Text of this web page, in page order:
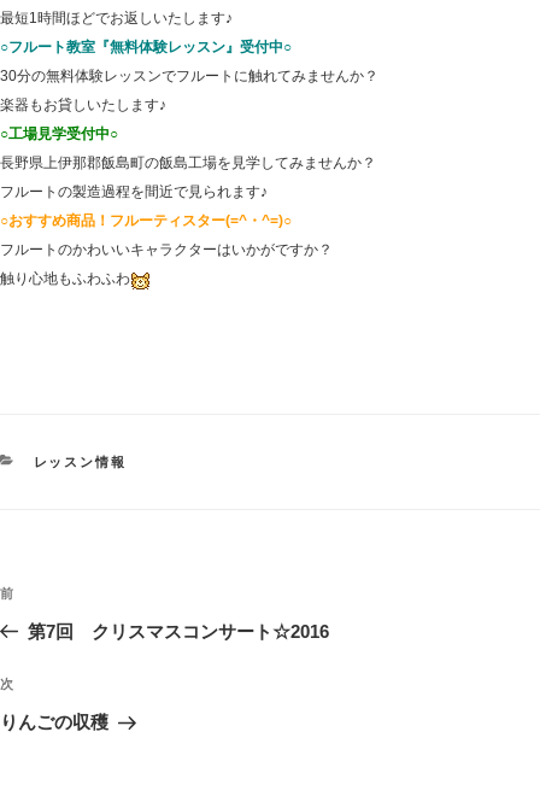
最短1時間ほどでお返しいたします♪
○フルート教室『無料体験レッスン』受付中○
30分の無料体験レッスンでフルートに触れてみませんか？
楽器もお貸しいたします♪
○工場見学受付中○
長野県上伊那郡飯島町の飯島工場を見学してみませんか？
フルートの製造過程を間近で見られます♪
○おすすめ商品！フルーティスター(=^・^=)○
フルートのかわいいキャラクターはいかがですか？
触り心地もふわふわ
カ
レッスン情報
投
ビ
ゲ
過
去
投
稿
前
第7回 クリスマスコンサート☆2016
次
の
次
りんごの収穫